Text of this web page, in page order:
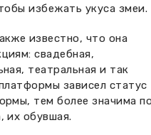
избежать укуса змеи.
известно, что она
свадебная,
театральная и так
зависел статус
тем более значима
их обувшая.